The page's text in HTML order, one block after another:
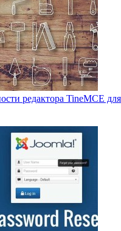
редактора TineMCE